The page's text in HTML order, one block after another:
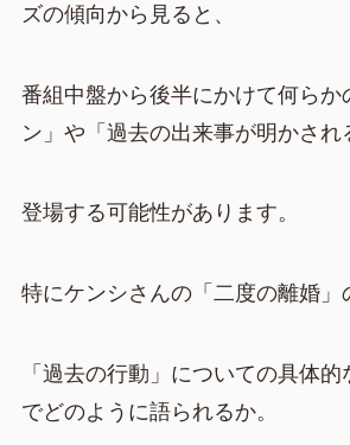
ズの傾向から見ると、
番組中盤から後半にかけて何らか
ン」や「過去の出来事が明かされ
登場する可能性があります。
特にケンシさんの「二度の離婚」
「過去の行動」についての具体
でどのように語られるか。